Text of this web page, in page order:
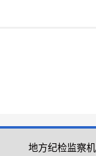
地方纪检监察